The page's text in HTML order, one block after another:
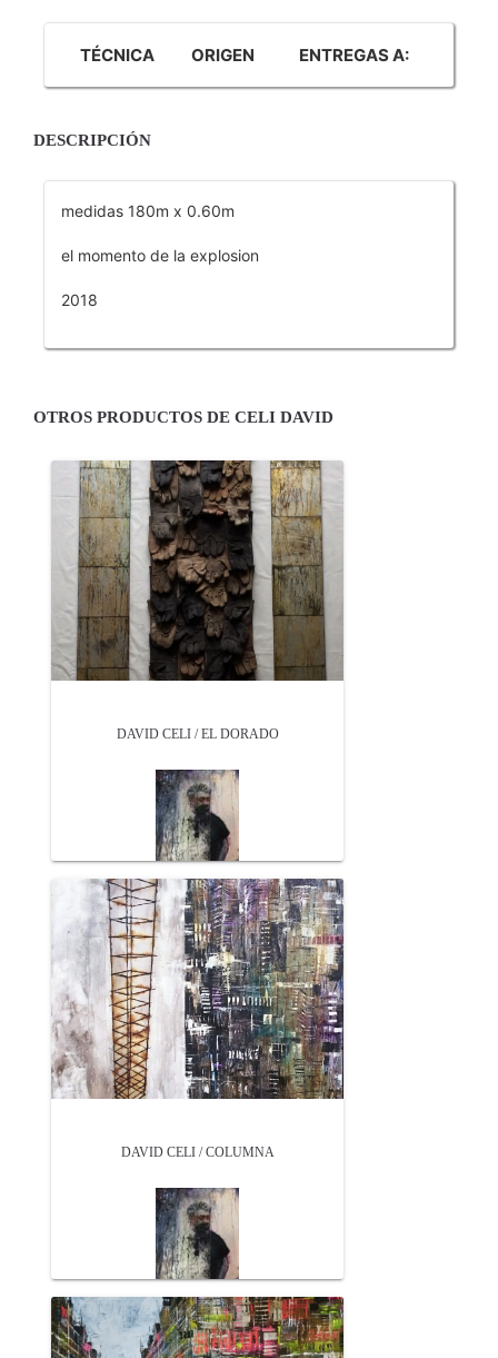
TÉCNICA ORIGEN ENTREGAS A:
DESCRIPCIÓN
medidas 180m x 0.60m
el momento de la explosion
2018
OTROS PRODUCTOS DE CELI DAVID
DAVID CELI / EL DORADO
DAVID CELI / COLUMNA